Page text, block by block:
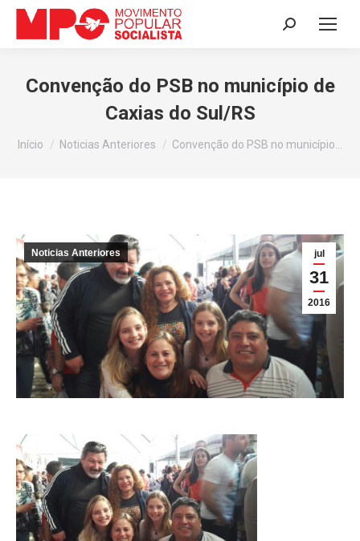
Search:
Convenção do PSB no município de
Caxias do Sul/RS
Você está aqui:
Início Noticias Anteriores Convenção do PSB no município…
jul
31
2016
Noticias Anteriores